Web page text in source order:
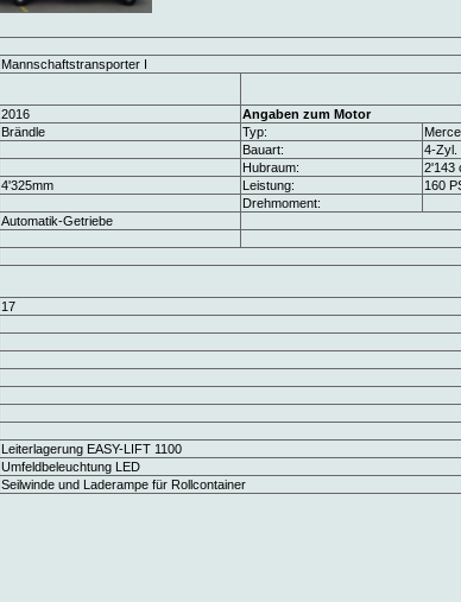
Mannschaftstransporter I
2016
Angaben zum Motor
Brändle Typ:
Bauart:
4-Zyl.
Hubraum:
2'143
4'325mm Leistung:
160
Drehmoment:
Automatik-Getriebe
17
Leiterlagerung EASY-LIFT 1100
Umfeldbeleuchtung LED
Seilwinde und Laderampe für Rollcontainer